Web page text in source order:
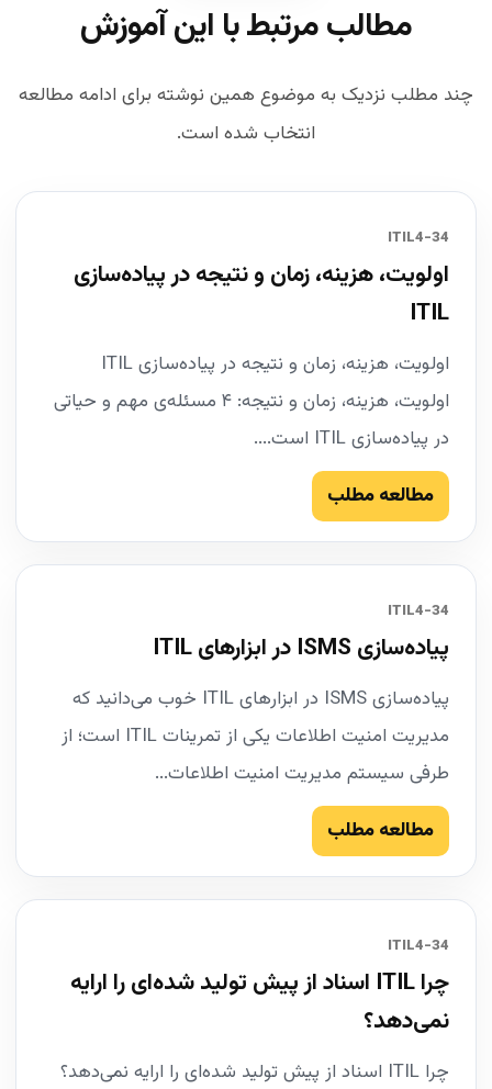
مطالب مرتبط با این آموزش
چند مطلب نزدیک به موضوع همین نوشته برای ادامه مطالعه
انتخاب شده است.
34-ITIL4
اولویت، هزینه، زمان و نتیجه در پیاده‌سازی
ITIL
اولویت، هزینه، زمان و نتیجه در پیاده‌سازی ITIL
اولویت، هزینه، زمان و نتیجه: ۴ مسئله‌ی مهم و حیاتی
در پیاده‌سازی ITIL است....
مطالعه مطلب
34-ITIL4
پیاده‌سازی ISMS در ابزارهای ITIL
پیاده‌سازی ISMS در ابزارهای ITIL خوب می‌دانید که
مدیریت امنیت اطلاعات یکی از تمرینات ITIL است؛ از
طرفی سیستم مدیریت امنیت اطلاعات...
مطالعه مطلب
34-ITIL4
چرا ITIL اسناد از پیش تولید شده‌ای را ارایه
نمی‌دهد؟
چرا ITIL اسناد از پیش تولید شده‌ای را ارایه نمی‌دهد؟